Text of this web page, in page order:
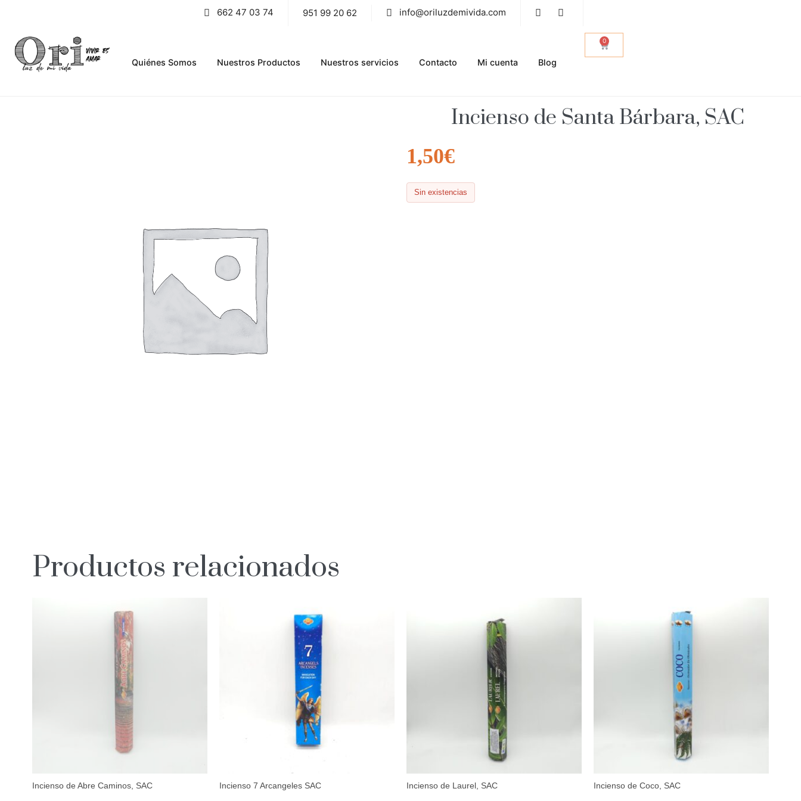
662 47 03 74 951 99 20 62 info@oriluzdemivida.com
Quiénes Somos Nuestros Productos Nuestros servicios Contacto Mi cuenta Blog
0
Incienso de Santa Bárbara, SAC
1,50€
Sin existencias
Productos relacionados
Incienso de Abre Caminos, SAC Incienso 7 Arcangeles SAC Incienso de Laurel, SAC Incienso de Coco, SAC